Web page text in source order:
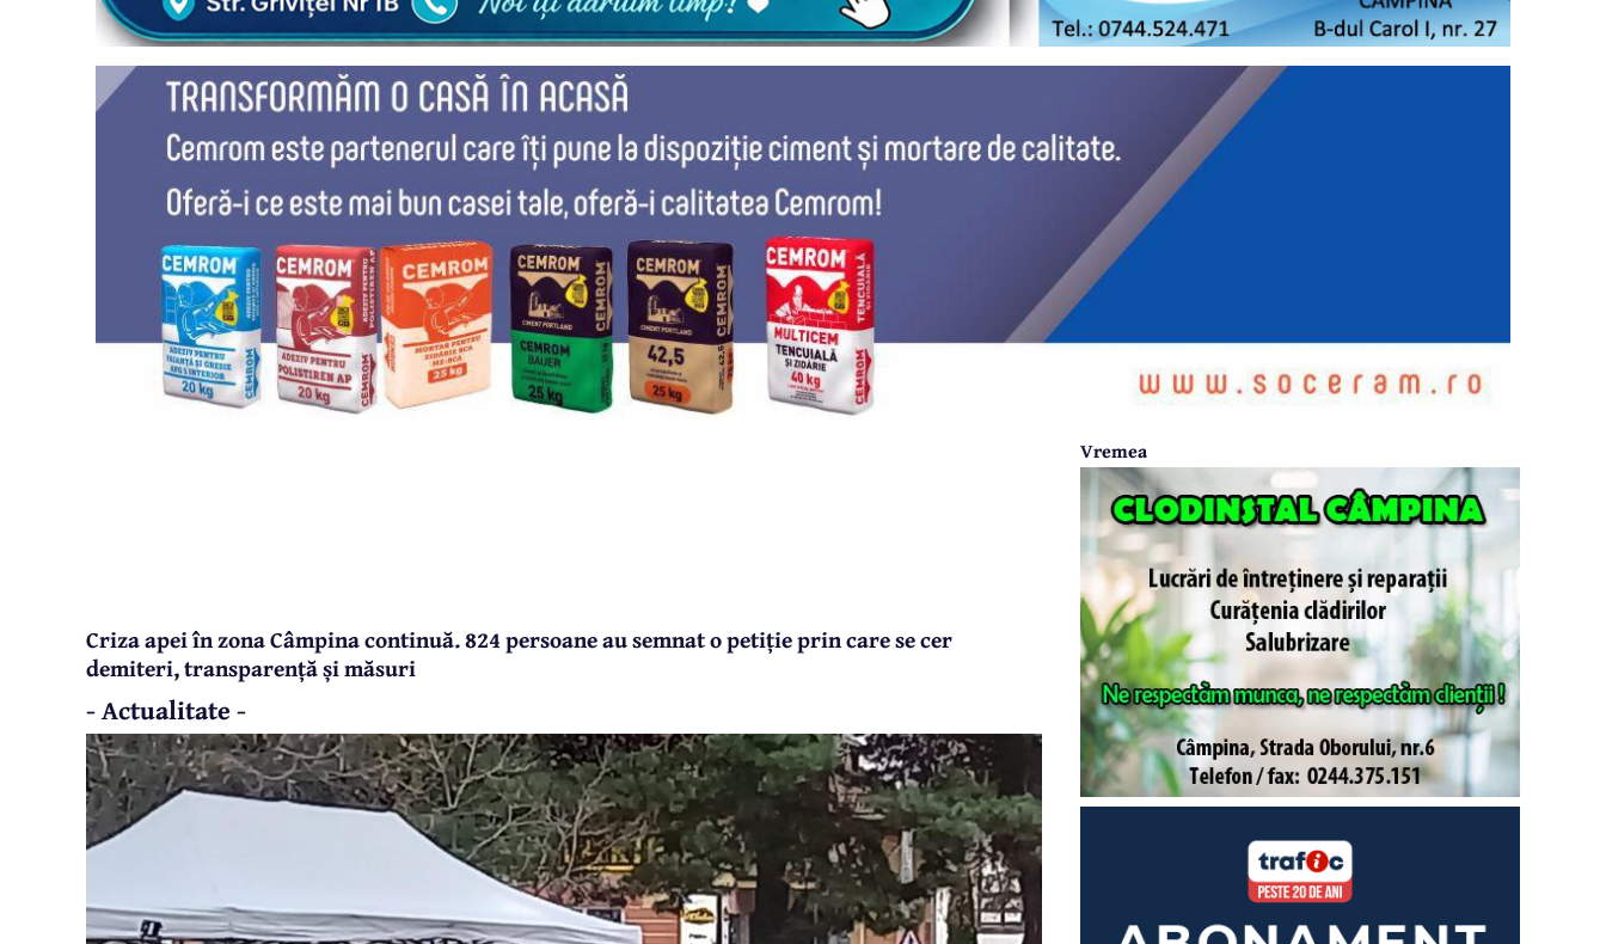
Criza apei în zona Câmpina continuă. 824 persoane au semnat o petiție prin care se cer
demiteri, transparență și măsuri
- Actualitate -
Vremea